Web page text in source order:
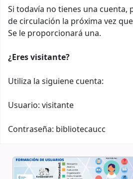
Si todavía no tienes una
de circulación la próxima vez
Se le proporcionará una.
¿Eres visitante?
Utiliza la siguiene cuenta:
Usuario: visitante
Contraseña: bibliotecaucc